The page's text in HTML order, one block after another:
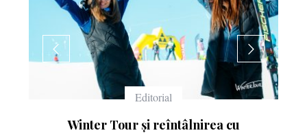
Echipament
Ce înseamnă numerele de pe schiuri